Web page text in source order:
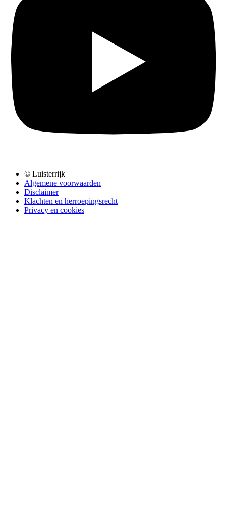
© Luisterrijk
Algemene voorwaarden
Disclaimer
Klachten en herroepingsrecht
Privacy en cookies